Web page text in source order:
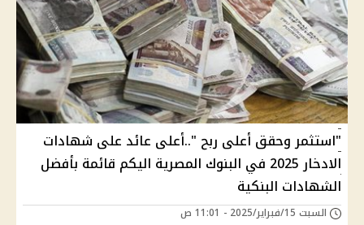
"استثمر وحقق أعلى ربح "..أعلى عائد على شهادات
الادخار 2025 في البنوك المصرية اليكم قائمة بأفضل
الشهادات البنكية
السبت 15/فبراير/2025 - 11:01 ص